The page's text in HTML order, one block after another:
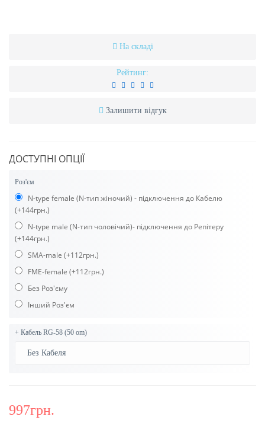
На складі
Рейтинг:
Залишити відгук
ДОСТУПНІ ОПЦІЇ
Роз'єм
N-type female (N-тип жіночий) - підключення до Кабелю
(+144грн.)
N-type male (N-тип чоловічий)- підключення до Репітеру
(+144грн.)
SMA-male (+112грн.)
FME-female (+112грн.)
Без Роз'єму
Інший Роз'єм
+ Кабель RG-58 (50 оm)
997грн.